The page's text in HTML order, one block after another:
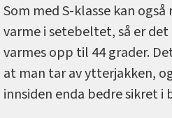
Som med S-klasse kan
varme i setebeltet, så er
varmes opp til 44 grader.
at man tar av ytterjakken,
innsiden enda bedre sikret i